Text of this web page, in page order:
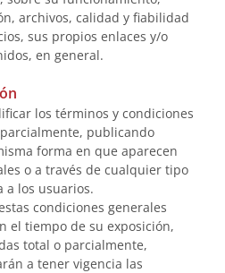
archivos, calidad y fiabilidad
sus propios enlaces y/o
en general.
los términos y condiciones
publicando
forma en que aparecen
o a través de cualquier tipo
a los usuarios.
condiciones generales
el tiempo de su exposición,
total o parcialmente,
a tener vigencia las